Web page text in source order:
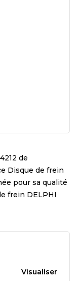
de
Disque de frein
pour sa qualité
frein DELPHI
Visualiser